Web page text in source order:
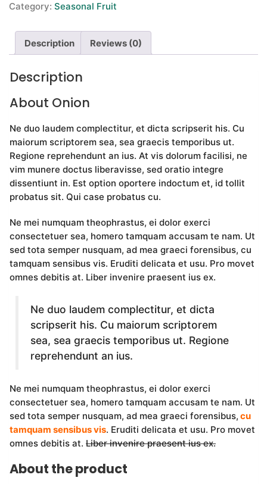
Category: Seasonal Fruit
Description Reviews (0)
Description
About Onion
Ne duo laudem complectitur, et dicta scripserit his. Cu
maiorum scriptorem sea, sea graecis temporibus ut.
Regione reprehendunt an ius. At vis dolorum facilisi, ne
vim munere doctus liberavisse, sed oratio integre
dissentiunt in. Est option oportere indoctum et, id tollit
probatus sit. Qui case probatus cu.
Ne mei numquam theophrastus, ei dolor exerci
consectetuer sea, homero tamquam accusam te nam. Ut
sed tota semper nusquam, ad mea graeci forensibus, cu
tamquam sensibus vis. Eruditi delicata et usu. Pro movet
omnes debitis at. Liber invenire praesent ius ex.
Ne duo laudem complectitur, et dicta
scripserit his. Cu maiorum scriptorem
sea, sea graecis temporibus ut. Regione
reprehendunt an ius.
Ne mei numquam theophrastus, ei dolor exerci
consectetuer sea, homero tamquam accusam te nam. Ut
sed tota semper nusquam, ad mea graeci forensibus, cu
tamquam sensibus vis. Eruditi delicata et usu. Pro movet
omnes debitis at. Liber invenire praesent ius ex.
About the product